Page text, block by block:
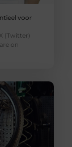
voor
(Twitter)
on